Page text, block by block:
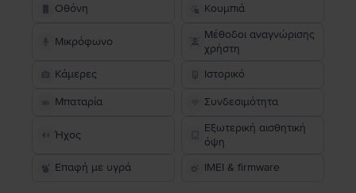
Οθόνη Κουμπιά
Μικρόφωνο
Μέθοδοι αναγνώρισης
χρήστη
Κάμερες
Ιστορικό
Μπαταρία Συνδεσιμότητα
Ήχος
Εξωτερική αισθητική
όψη
Επαφή με υγρά
IMEI & firmware